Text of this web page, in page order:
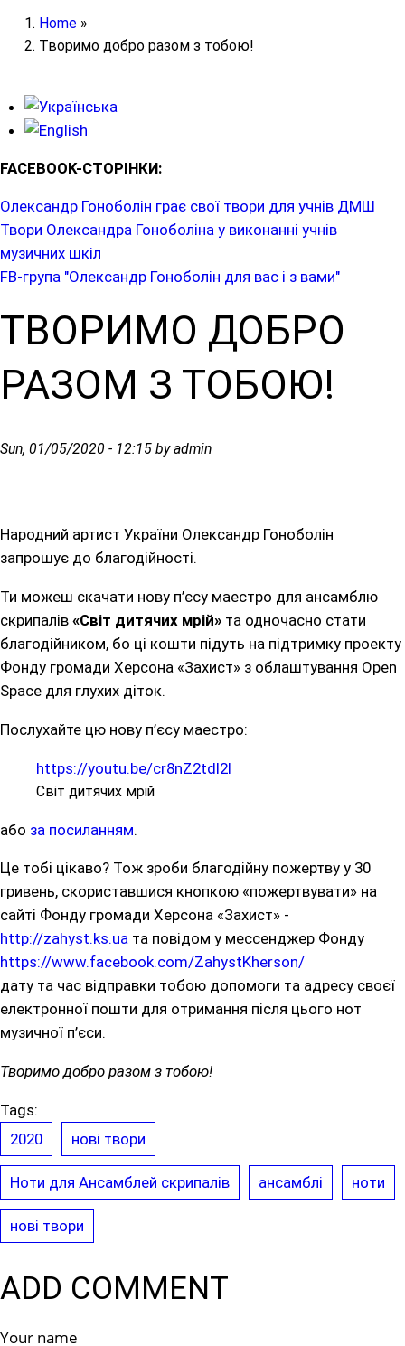
Home »
Творимо добро разом з тобою!
FACEBOOK-СТОРІНКИ:
Олександр Гоноболін грає свої твори для учнів ДМШ
Твори Олександра Гоноболіна у виконанні учнів
музичних шкіл
FB-група "Олександр Гоноболін для вас і з вами"
ТВОРИМО ДОБРО
РАЗОМ З ТОБОЮ!
Sun, 01/05/2020 - 12:15 by admin
Народний артист України Олександр Гоноболін
запрошує до благодійності.
Ти можеш скачати нову п’єсу маестро для ансамблю
скрипалів «Світ дитячих мрій» та одночасно стати
благодійником, бо ці кошти підуть на підтримку проекту
Фонду громади Херсона «Захист» з облаштування Open
Space для глухих діток.
Послухайте цю нову п’єсу маестро:
https://youtu.be/cr8nZ2tdl2I
Світ дитячих мрій
або за посиланням.
Це тобі цікаво? Тож зроби благодійну пожертву у 30
гривень, скориставшися кнопкою «пожертвувати» на
сайті Фонду громади Херсона «Захист» -
http://zahyst.ks.ua та повідом у мессенджер Фонду
https://www.facebook.com/ZahystKherson/
дату та час відправки тобою допомоги та адресу своєї
електронної пошти для отримання після цього нот
музичної п’єси.
Творимо добро разом з тобою!
Tags:
2020
нові твори
Ноти для Ансамблей скрипалів ансамблі ноти
нові твори
ADD COMMENT
Your name